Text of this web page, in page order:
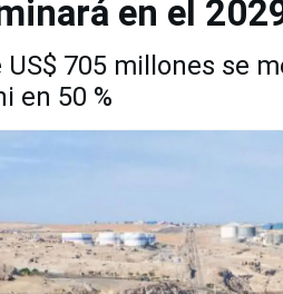
en el
705 millones se
en 50 %